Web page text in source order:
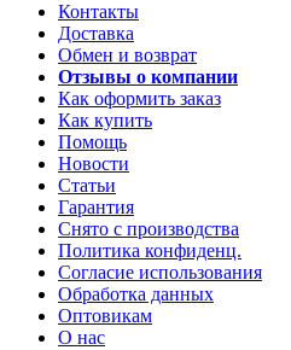
Контакты
Доставка
Обмен и возврат
Отзывы о компании
Как оформить заказ
Как купить
Помощь
Новости
Статьи
Гарантия
Снято с производства
Политика конфиденц.
Согласие использования
Обработка данных
Оптовикам
О нас